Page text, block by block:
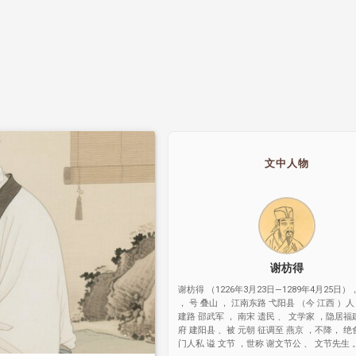
文中人物
谢枋得
谢枋得 （1226年3月23日—1289年4月25日）
， 号 叠山 ， 江南东路 弋阳县 （今 江西 ）
建路 邵武军 ， 南宋 遗民 、 文学家 ，隐居福
府 建阳县 、被 元朝 征调至 燕京 ，不降， 绝
门人私 谥 文节 ，世称 谢文节公 、 文节先生